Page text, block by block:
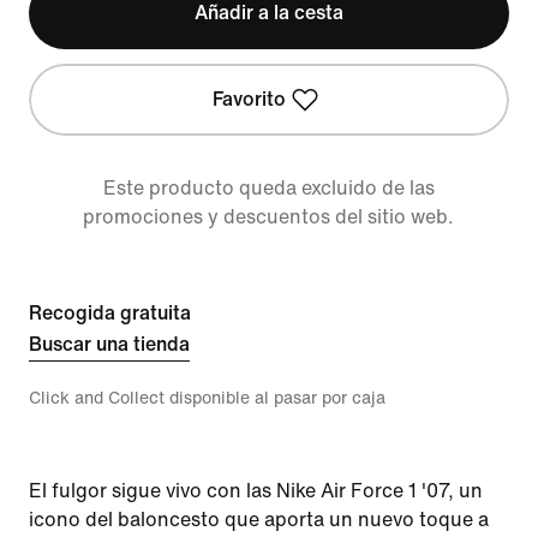
Añadir a la cesta
Favorito
Este producto queda excluido de las
promociones y descuentos del sitio web.
Recogida gratuita
Buscar una tienda
Click and Collect disponible al pasar por caja
El fulgor sigue vivo con las Nike Air Force 1 '07, un
icono del baloncesto que aporta un nuevo toque a